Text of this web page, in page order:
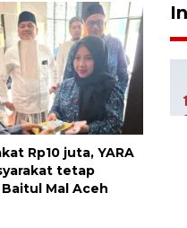
Rp10 juta, YARA
tetap
Mal Aceh